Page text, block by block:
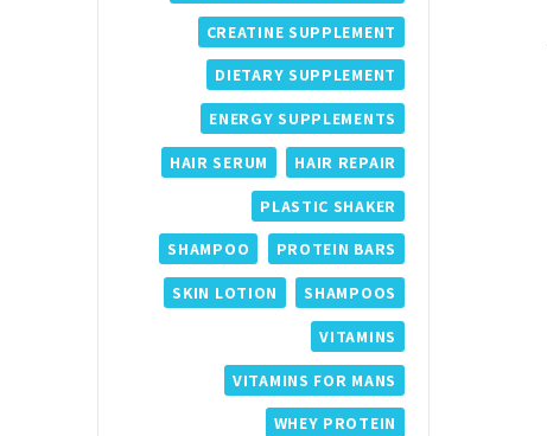
CREATINE SUPPLEMENT
DIETARY SUPPLEMENT
ENERGY SUPPLEMENTS
HAIR REPAIR
HAIR SERUM
PLASTIC SHAKER
PROTEIN BARS
SHAMPOO
SHAMPOOS
SKIN LOTION
VITAMINS
VITAMINS FOR MANS
WHEY PROTEIN